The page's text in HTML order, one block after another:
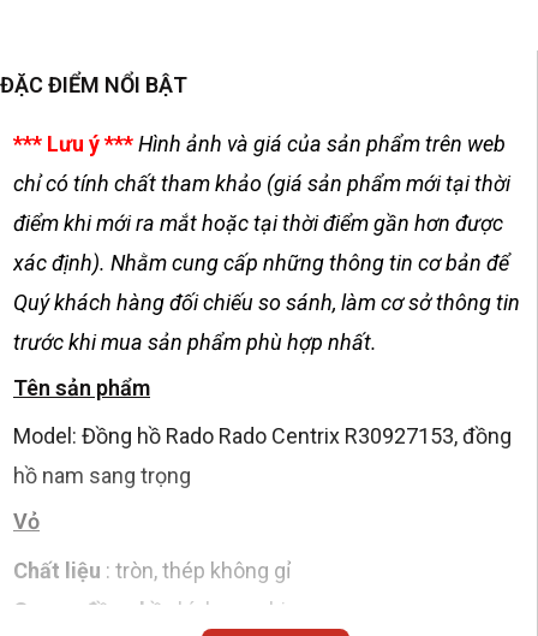
ĐẶC ĐIỂM NỔI BẬT
*** Lưu ý ***Hình ảnh và giá của sản phẩm trên web
chỉ có tính chất tham khảo (giá sản phẩm mới tại thời
điểm khi mới ra mắt hoặc tại thời điểm gần hơn được
xác định). Nhằm cung cấp những thông tin cơ bản để
Quý khách hàng đối chiếu so sánh, làm cơ sở thông tin
trước khi mua sản phẩm phù hợp nhất.
Tên sản phẩm
Model: Đồng hồ Rado Rado Centrix R30927153, đồng
hồ nam sang trọng
Vỏ
Chất liệu : tròn, thép không gỉ
Gương đồng hồ
: kính sapphire